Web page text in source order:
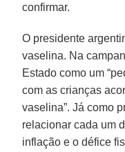
confirmar.
O presidente
vaselina. Na
Estado como um
com as crianças
vaselina”. Já como
relacionar cada um
inflação e o défice